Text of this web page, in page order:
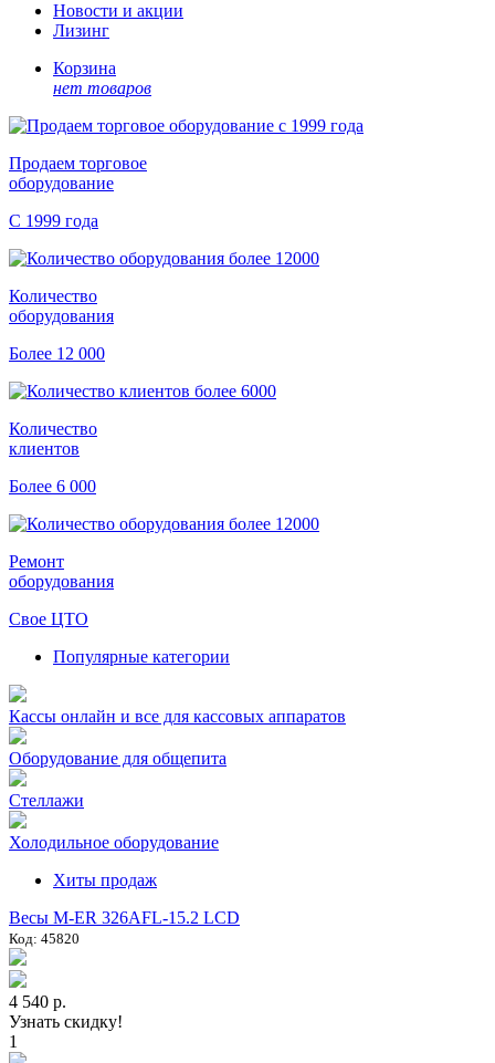
Новости и акции
Лизинг
Корзина
нет товаров
Продаем торговое
оборудование
С 1999 года
Количество
оборудования
Более 12 000
Количество
клиентов
Более 6 000
Ремонт
оборудования
Свое ЦТО
Популярные категории
Кассы онлайн и все для кассовых аппаратов
Оборудование для общепита
Стеллажи
Холодильное оборудование
Хиты продаж
Весы M-ER 326AFL-15.2 LCD
Код: 45820
4 540 р.
Узнать скидку!
1